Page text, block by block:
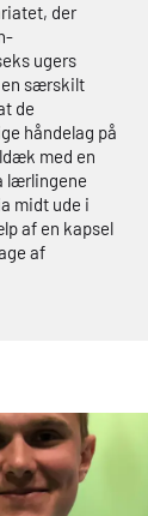
der
ugers
en særskilt
de
håndelag på
med en
lærlingene
midt ude i
af en kapsel
af